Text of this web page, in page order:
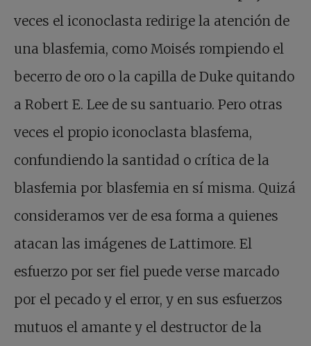
veces el iconoclasta redirige la atención de
una blasfemia, como Moisés rompiendo el
becerro de oro o la capilla de Duke quitando
a Robert E. Lee de su santuario. Pero otras
veces el propio iconoclasta blasfema,
confundiendo la santidad o crítica de la
blasfemia por blasfemia en sí misma. Quizá
consideramos ver de esa forma a quienes
atacan las imágenes de Lattimore. El
esfuerzo por ser fiel puede verse marcado
por el pecado y el error, y en sus esfuerzos
mutuos el amante y el destructor de la